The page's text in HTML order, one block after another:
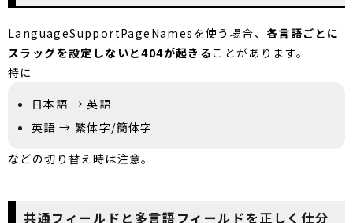
LanguageSupportPageNamesを使う場合、 各言語ごとに
スラッグを設定しないと404が起きる ことがあります。
特に
日本語 → 英語
英語 → 繁体字/簡体字
などの切り替え時は注意。
共通フィールドと多言語フィールドを正しく仕分